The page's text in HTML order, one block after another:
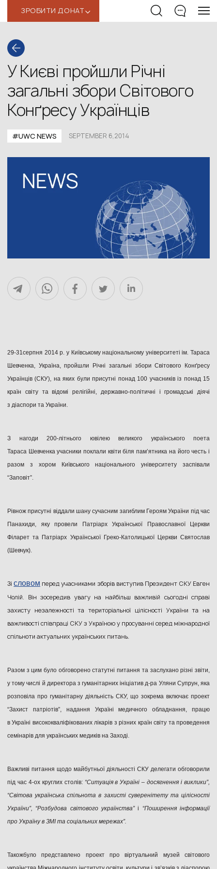
ЗРОБИТИ ДОНАТ‹
У Києві пройшли Річні
загальні збори Світового
Конґресу Українців
#UWC NEWS SEPTEMBER 6,2014
29-31серпня 2014 р. у Київському національному університеті ім. Тараса
Шевченка, Україна, пройшли Річні загальні збори Світового Конґресу
Українців (СКУ), на яких були присутні понад 100 учасників із понад 15
країн світу та відомі релігійні, державно-політичні і громадські діячі
з діаспори та України.
З нагоди 200-літнього ювілею великого українського поета
Тараса Шевченка учасники поклали квіти біля пам’ятника на його честь і
разом з хором Київського національного університету заспівали
“Заповіт”.
Рівнож присутні віддали шану сучасним загиблим Героям України під час
Панахиди, яку провели Патріарх Української Православної Церкви
Філарет та Патріарх Української Греко-Католицької Церкви Святослав
(Шевчук).
Зісловом перед учасниками зборів виступив Президент СКУ Евген
Чолій. Він зосередив увагу на найбільш важливій сьогодні справі
захисту незалежності та територіальної цілісності України та на
важливості співпраці СКУ з Україною у просуванні серед міжнародної
спільноти актуальних українських питань.
Разом з цим було обговорено статутні питання та заслухано різні звіти,
у тому числі й директора з гуманітарних ініціатив д-ра Уляни Супрун, яка
розповіла про гуманітарну діяльність СКУ, що зокрема включає проект
“Захист патріотів”, надання Україні медичного обладнання, працю
в Україні висококваліфікованих лікарів з різних країн світу та проведення
семінарів для українських медиків на Заході.
Важливі питання щодо майбутньої діяльності СКУ делегати обговорили
під час 4-ох круглих столів: “Ситуація в Україні – досягнення і виклики”,
“Світова українська спільнота в захисті суверенітету та цілісності
України”, “Розбудова світового українства”і “Поширення інформації
про Україну в ЗМІ та соціальних мережах”.
Такожбуло представлено проект про віртуальний музей світового